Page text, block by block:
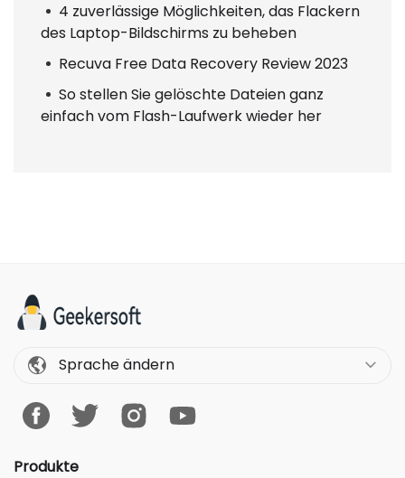
4 zuverlässige Möglichkeiten, das Flackern
des Laptop-Bildschirms zu beheben
Recuva Free Data Recovery Review 2023
So stellen Sie gelöschte Dateien ganz
einfach vom Flash-Laufwerk wieder her
Sprache ändern
Produkte